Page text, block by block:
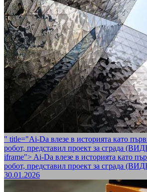
" title="Ai-Da влезе в историята като
робот, представил проект за сграда
iframe"> Ai-Da влезе в историята като
робот, представил проект за сграда
30.01.2026